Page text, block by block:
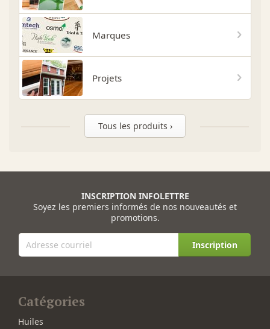
Marques
Projets
Tous les produits ›
INSCRIPTION INFOLETTRE
Soyez les premiers informés de nos nouveautés et
promotions.
Inscription
Catégories
Huiles